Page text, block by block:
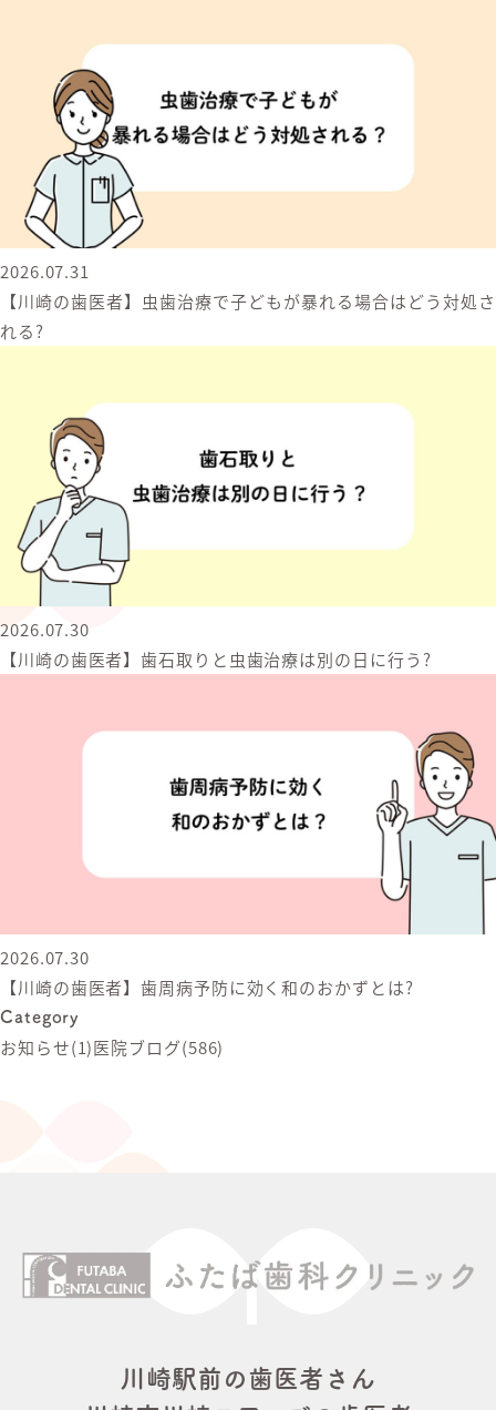
2026.07.31
【川崎の歯医者】虫歯治療で子どもが暴れる場合はどう対処さ
れる?
2026.07.30
【川崎の歯医者】歯石取りと虫歯治療は別の日に行う?
2026.07.30
【川崎の歯医者】歯周病予防に効く和のおかずとは?
Category
お知らせ(1)医院ブログ(586)
川崎駅前の歯医者さん